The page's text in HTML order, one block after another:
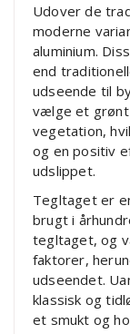
Udover de
moderne
aluminium.
end
udseende til
vælge et
vegetation,
og en positiv
udslippet.
Tegltaget er
brugt i
tegltaget, og
faktorer,
udseendet.
klassisk og
et smukt og